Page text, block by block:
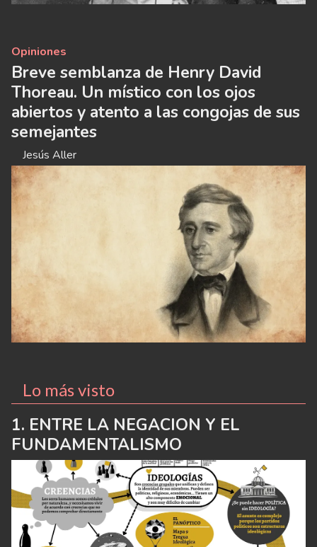
Breve semblanza de Henry David
Thoreau. Un místico con los ojos
abiertos y atento a las congojas de sus
semejantes
Jesús Aller
Opiniones
Lo más visto
ENTRE LA NEGACION Y EL
FUNDAMENTALISMO